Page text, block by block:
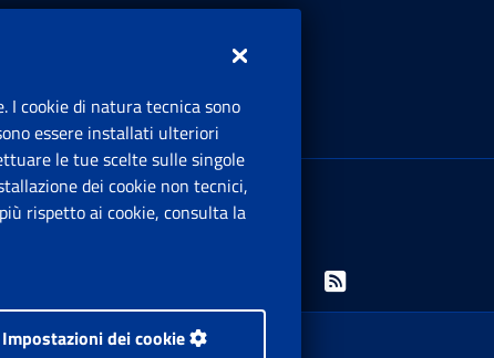
Legale: Via Ciro il Grande, 21
Roma
02121151001
Facebook: Apre una nuova finestra
Twitter: Apre una nuova finestra
Whatsapp: Apre una nuova finestra
Youtube: Apre una nuova
Instagram: Apre una
Linkedin: Apre
Rss: Apre
I cookie di natura tecnica sono
essere installati ulteriori
le tue scelte sulle singole
dei cookie non tecnici,
rispetto ai cookie, consulta la
Impostazioni dei cookie